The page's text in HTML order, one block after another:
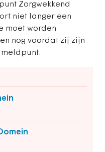
Zorgwekkend
niet langer een
moet worden
nog voordat zij zijn